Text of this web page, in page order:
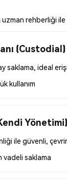
uzman rehberliği
(Custodial)
saklama, ideal
kullanım
Yönetimi)
ile güvenli,
vadeli saklama